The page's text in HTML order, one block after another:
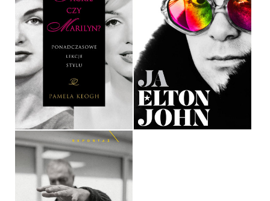
JACKIE CZY MARILYN?
PAMELA KEOGH
OPRAWA TWARDA
34,90 ZŁ
JA. PIERWSZA I JEDYNA
AUTOBIOGRAFIA ELTONA
JOHNA
ELTON JOHN
OPRAWA TWARDA
54,90 ZŁ